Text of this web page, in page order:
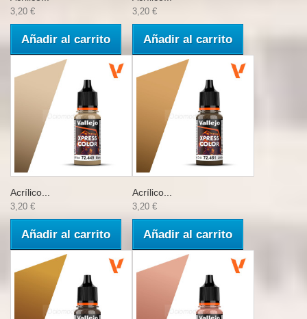
3,20 €
Añadir al carrito
3,20 €
Añadir al carrito
Acrílico...
3,20 €
Añadir al carrito
Acrílico...
3,20 €
Añadir al carrito